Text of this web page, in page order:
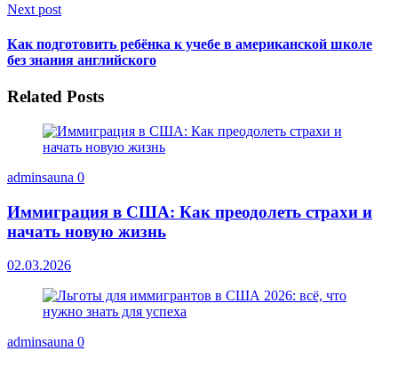
Next post
Как подготовить ребёнка к учебе в американской школе
без знания английского
Related Posts
adminsauna 0
Иммиграция в США: Как преодолеть страхи и
начать новую жизнь
02.03.2026
adminsauna 0